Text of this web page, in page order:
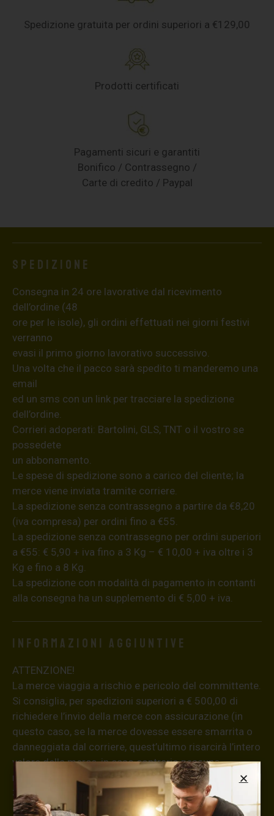
Spedizione gratuita per ordini superiori a €129,00
Prodotti certificati
Pagamenti sicuri e garantiti
Bonifico / Contrassegno /
Carte di credito / Paypal
Spedizione
Consegna in 24 ore lavorative dal ricevimento
dell’ordine (48
ore per le isole), gli ordini effettuati nei giorni festivi
verranno
evasi il primo giorno lavorativo successivo.
Una volta che il pacco sarà spedito ti manderemo una
email
ed un sms con un link per tracciare la spedizione
dell’ordine.
Corrieri adoperati: Bartolini, GLS, TNT o il vostro se
possedete
un abbonamento.
Le spese di spedizione sono a carico del cliente; la
merce viene inviata tramite corriere.
La spedizione senza contrassegno a partire da €8,20
(iva compresa) per ordini fino a €55.
La spedizione senza contrassegno per ordini superiori
a €55: € 5,90 + iva fino a 3 Kg – € 10,00 + iva oltre i 3
Kg e fino a 8 Kg.
La spedizione con modalità di pagamento in contanti
alla consegna ha un supplemento di € 5,00 + iva.
Informazioni aggiuntive
ATTENZIONE!
La merce viaggia a rischio e pericolo del committente.
Si consiglia, per spedizioni superiori a € 500,00 di
richiedere l’invio della merce con assicurazione (in
questo caso, se la merce dovesse essere smarrita o
danneggiata dal corriere, quest’ultimo risarcirà l’intero
valore della merce, in caso contrario nessuno
rimborserà il destinatario) con un costo aggiuntivo del
3,5% sul valore totale del carrello, da richiedere prima
di concludere il pagamento al seguente indirizzo: